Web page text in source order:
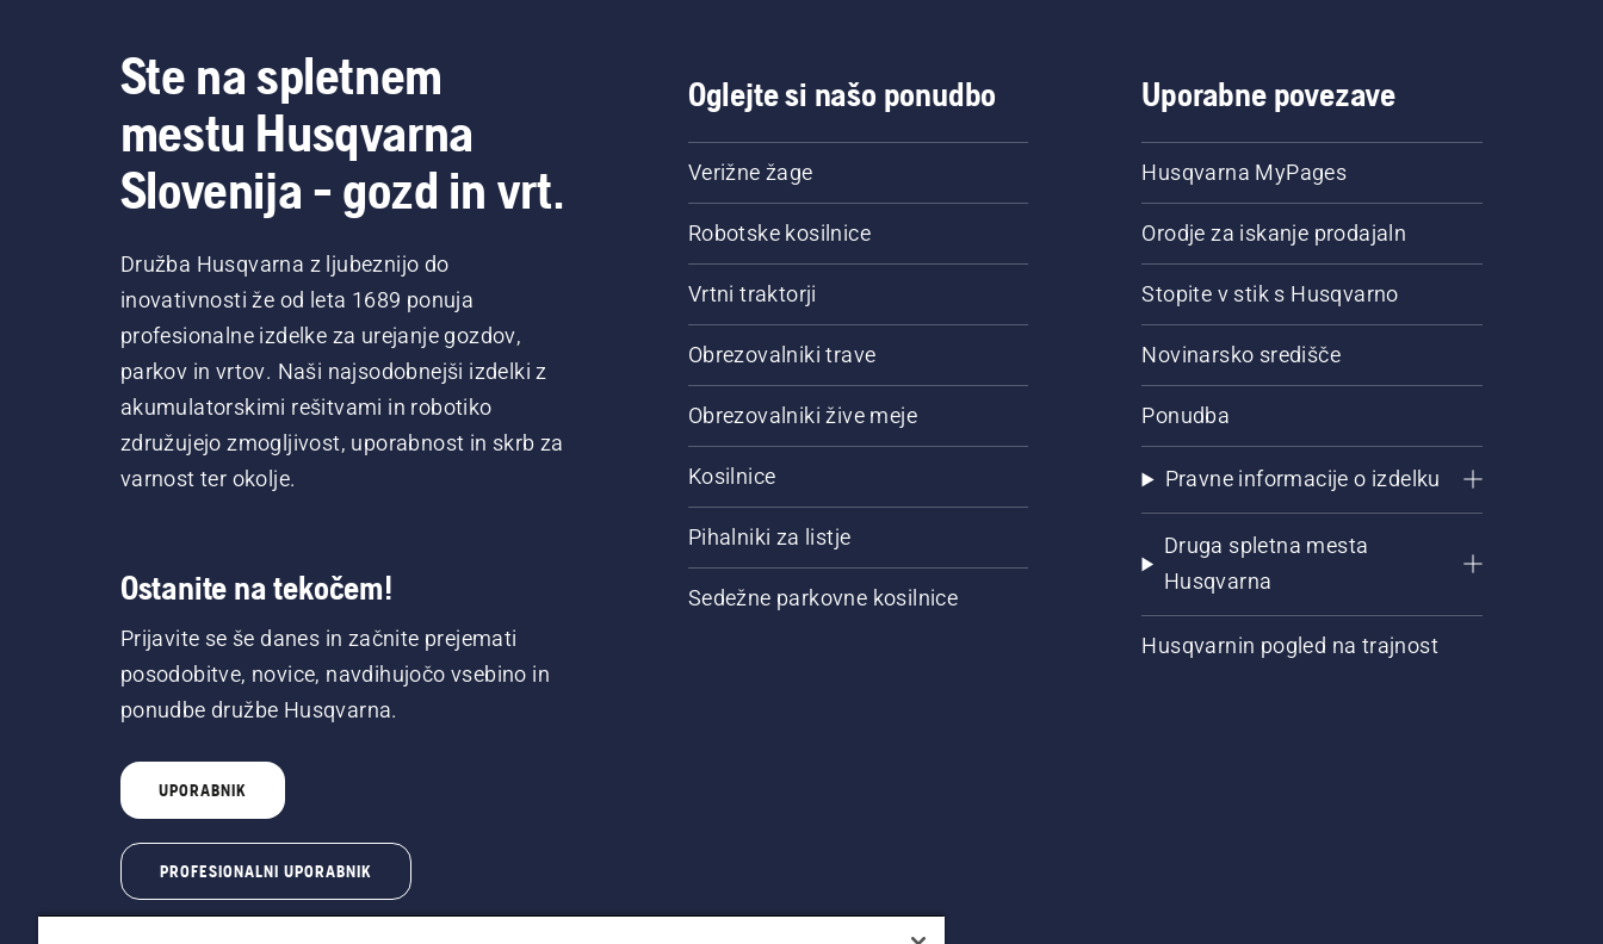
Ste na spletnem
mestu Husqvarna
Slovenija - gozd in vrt.
Družba Husqvarna z ljubeznijo do
inovativnosti že od leta 1689 ponuja
profesionalne izdelke za urejanje gozdov,
parkov in vrtov. Naši najsodobnejši izdelki z
akumulatorskimi rešitvami in robotiko
združujejo zmogljivost, uporabnost in skrb za
varnost ter okolje.
Ostanite na tekočem!
Prijavite se še danes in začnite prejemati
posodobitve, novice, navdihujočo vsebino in
ponudbe družbe Husqvarna.
UPORABNIK
PROFESIONALNI UPORABNIK
Oglejte si našo ponudbo
Verižne žage
Robotske kosilnice
Vrtni traktorji
Obrezovalniki trave
Obrezovalniki žive meje
Kosilnice
Pihalniki za listje
Sedežne parkovne kosilnice
Uporabne povezave
Husqvarna MyPages
Orodje za iskanje prodajaln
Stopite v stik s Husqvarno
Novinarsko središče
Ponudba
Pravne informacije o izdelku
Druga spletna mesta
Husqvarna
Husqvarnin pogled na trajnost